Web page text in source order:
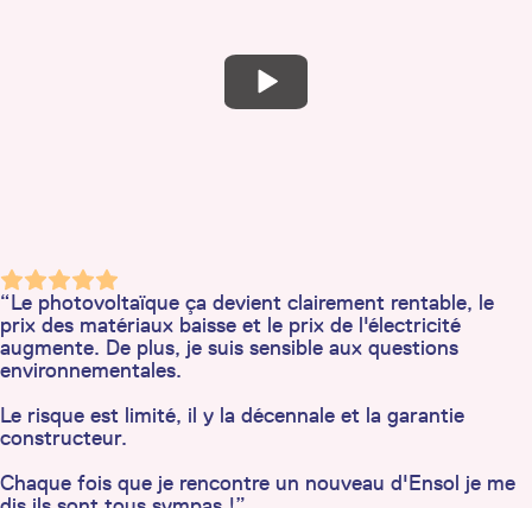
“Le photovoltaïque ça devient clairement rentable, le
prix des matériaux baisse et le prix de l'électricité
augmente. De plus, je suis sensible aux questions
environnementales.
Le risque est limité, il y la décennale et la garantie
constructeur.
Chaque fois que je rencontre un nouveau d'Ensol je me